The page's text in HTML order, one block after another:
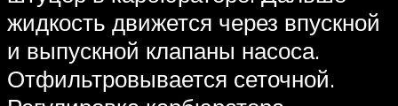
жидкость движется через впускной
и выпускной клапаны насоса.
Отфильтровывается сеточной.